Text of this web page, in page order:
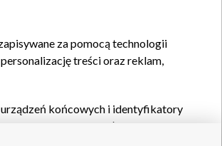
za pomocą technologii
treści oraz reklam,
końcowych i identyfikatory
oraz pozostałych
wyboru spersonalizowanych